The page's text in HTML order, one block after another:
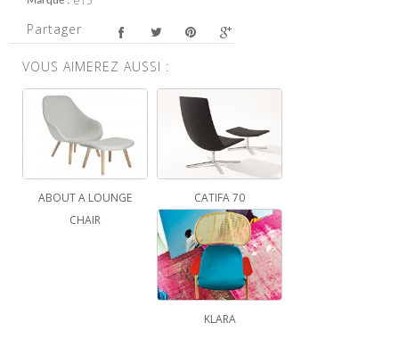
Partager
VOUS AIMEREZ AUSSI :
ABOUT A LOUNGE
CHAIR
CATIFA 70
KLARA